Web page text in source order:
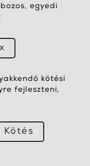
egyedi
kötési
fejleszteni,
Kötés